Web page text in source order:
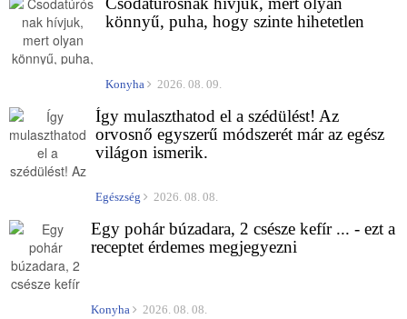
könnyű, puha, hogy szinte hihetetlen
Konyha 2026. 08. 09.
Így mulaszthatod el a szédülést! Az
orvosnő egyszerű módszerét már az egész
világon ismerik.
Egészség 2026. 08. 08.
Egy pohár búzadara, 2 csésze kefír ... - ezt a
receptet érdemes megjegyezni
Konyha 2026. 08. 08.